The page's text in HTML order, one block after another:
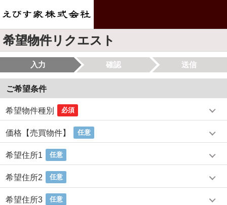
希望物件リクエスト
入力 確認 送信
ご希望条件
希望物件種別 必須
価格【売買物件】 任意
希望住所1 任意
希望住所2 任意
希望住所3 任意